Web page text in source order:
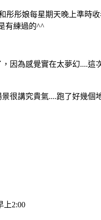
彤彤娘每星期天晚上準時
有練過的^^
因為感覺實在太夢幻....
很講究貴氣....跑了好幾
上2:00